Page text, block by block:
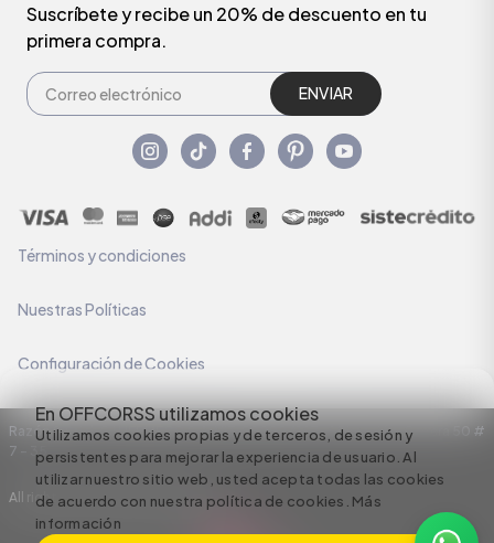
En OFFCORSS utilizamos cookies
Utilizamos cookies propias y de terceros, de sesión y
persistentes para mejorar la experiencia de usuario. Al
utilizar nuestro sitio web, usted acepta todas las cookies
de acuerdo con nuestra política de cookies. Más
información
Suscríbete y recibe un 20% de descuento en tu
primera compra.
ENVIAR
Términos y condiciones
Nuestras Políticas
Configuración de Cookies
Razón Social: C.I HERMECO S.A. NIT: 890924167-6 Dirección: Carrera 50 #
7 – 35
All rights reserved empowered by